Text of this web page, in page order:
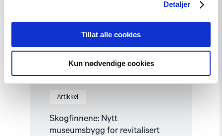
Detaljer
Tillat alle cookies
Kun nødvendige cookies
Artikkel
Skogfinnene: Nytt
museumsbygg for revitalisert